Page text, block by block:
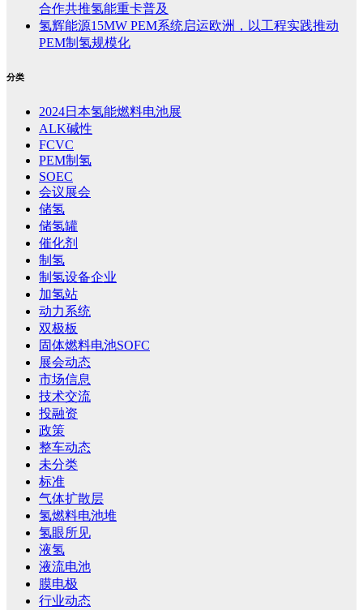
合作共推氢能重卡普及
氢辉能源15MW PEM系统启运欧洲，以工程实践推动
PEM制氢规模化
分类
2024日本氢能燃料电池展
ALK碱性
FCVC
PEM制氢
SOEC
会议展会
储氢
储氢罐
催化剂
制氢
制氢设备企业
加氢站
动力系统
双极板
固体燃料电池SOFC
展会动态
市场信息
技术交流
投融资
政策
整车动态
未分类
标准
气体扩散层
氢燃料电池堆
氢眼所见
液氢
液流电池
膜电极
行业动态